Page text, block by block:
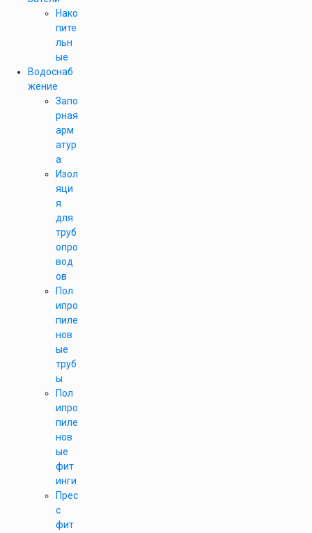
Нако
пите
льн
ые
Водоснаб
жение
Запо
рная
арм
атур
а
Изол
яци
я
для
труб
опро
вод
ов
Пол
ипро
пиле
нов
ые
труб
ы
Пол
ипро
пиле
нов
ые
фит
инги
Прес
с
фит